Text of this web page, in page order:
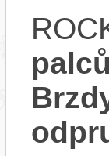
palců